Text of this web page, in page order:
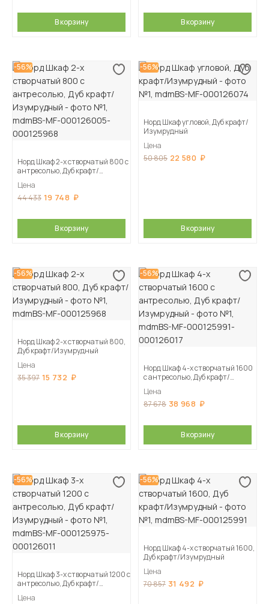
В корзину В корзину
-56%
Норд Шкаф 2-х створчатый 800 с
антресолью, Дуб крафт/
Цена
44 433 19 748
В корзину
-56%
Норд Шкаф угловой, Дуб крафт/
Изумрудный
Цена
50 805 22 580
В корзину
-56%
Норд Шкаф 2-х створчатый 800,
Дуб крафт/Изумрудный
Цена
35 397 15 732
В корзину
-56%
Норд Шкаф 4-х створчатый 1600
с антресолью, Дуб крафт/
Цена
87 678 38 968
В корзину
-56%
Норд Шкаф 3-х створчатый 1200 с
антресолью, Дуб крафт/
Цена
-56%
Норд Шкаф 4-х створчатый 1600,
Дуб крафт/Изумрудный
Цена
70 857 31 492